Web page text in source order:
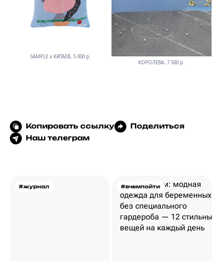
SAMPLE х КИТАЕВ, 5 000 р.
КОРОЛЕВА, 7 500 р.
Копировать ссылку
Поделиться
Наш телеграм
#журнал #вчемпойти